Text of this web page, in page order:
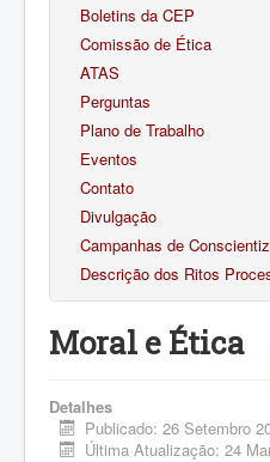
Boletins da CEP
Comissão de Ética
ATAS
Perguntas
Plano de Trabalho
Eventos
Contato
Divulgação
Campanhas de
Descrição dos Ritos
Moral e Ética
Detalhes
Publicado: 26 Setembro
Última Atualização: 24